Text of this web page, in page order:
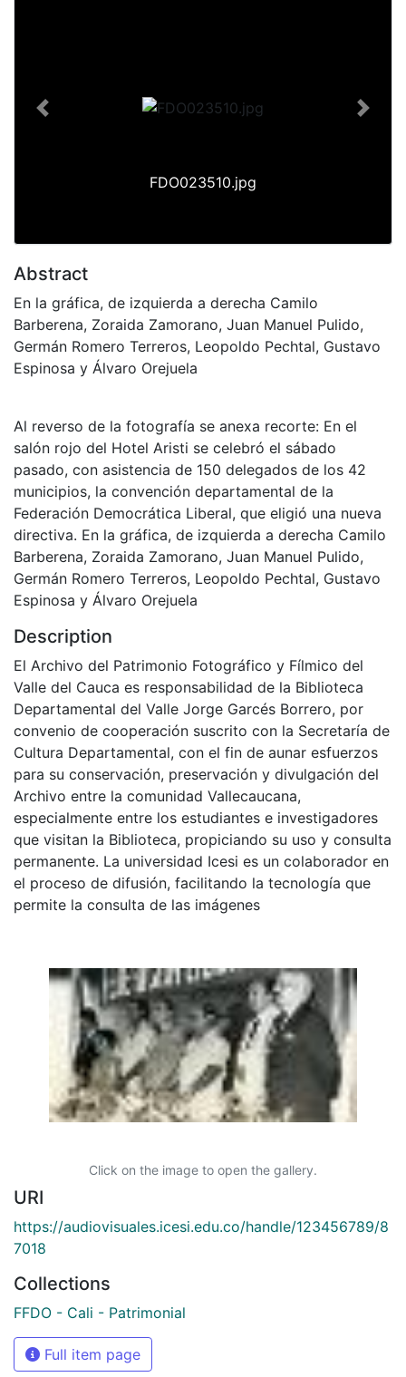
FDO023510.jpg
Previous Next
Abstract
En la gráfica, de izquierda a derecha Camilo
Barberena, Zoraida Zamorano, Juan Manuel Pulido,
Germán Romero Terreros, Leopoldo Pechtal, Gustavo
Espinosa y Álvaro Orejuela
Al reverso de la fotografía se anexa recorte: En el
salón rojo del Hotel Aristi se celebró el sábado
pasado, con asistencia de 150 delegados de los 42
municipios, la convención departamental de la
Federación Democrática Liberal, que eligió una nueva
directiva. En la gráfica, de izquierda a derecha Camilo
Barberena, Zoraida Zamorano, Juan Manuel Pulido,
Germán Romero Terreros, Leopoldo Pechtal, Gustavo
Espinosa y Álvaro Orejuela
Description
El Archivo del Patrimonio Fotográfico y Fílmico del
Valle del Cauca es responsabilidad de la Biblioteca
Departamental del Valle Jorge Garcés Borrero, por
convenio de cooperación suscrito con la Secretaría de
Cultura Departamental, con el fin de aunar esfuerzos
para su conservación, preservación y divulgación del
Archivo entre la comunidad Vallecaucana,
especialmente entre los estudiantes e investigadores
que visitan la Biblioteca, propiciando su uso y consulta
permanente. La universidad Icesi es un colaborador en
el proceso de difusión, facilitando la tecnología que
permite la consulta de las imágenes
Click on the image to open the gallery.
URI
https://audiovisuales.icesi.edu.co/handle/123456789/8
7018
Collections
FFDO - Cali - Patrimonial
Full item page